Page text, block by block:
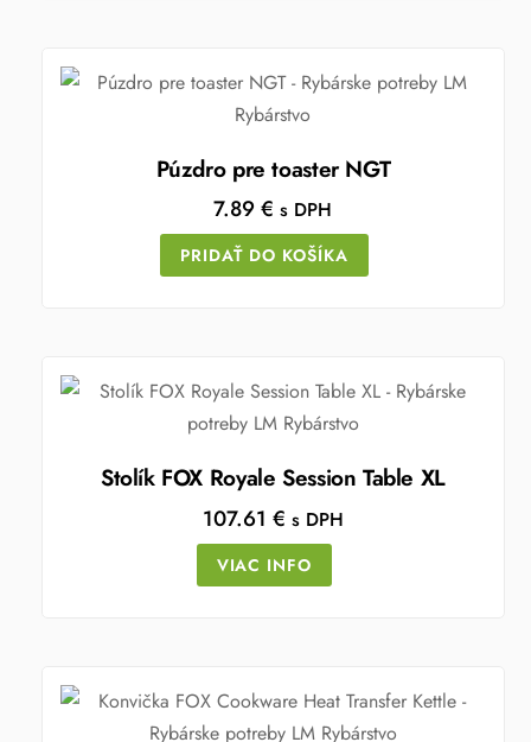
Púzdro pre toaster NGT
7.89€ s DPH
PRIDAŤ DO KOŠÍKA
Stolík FOX Royale Session Table XL
107.61 € s DPH
VIAC INFO